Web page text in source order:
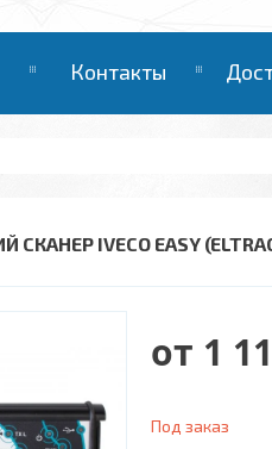
Контакты
IVECO EASY
от 1
Под заказ